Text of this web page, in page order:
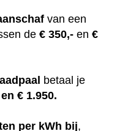
van een
de € 350,- en €
betaal je
€ 1.950.
per kWh bij,